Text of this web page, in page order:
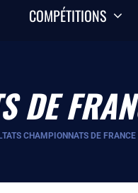
COMPÉTITIONS
DE
CHAMPIONNATS DE FRANCE